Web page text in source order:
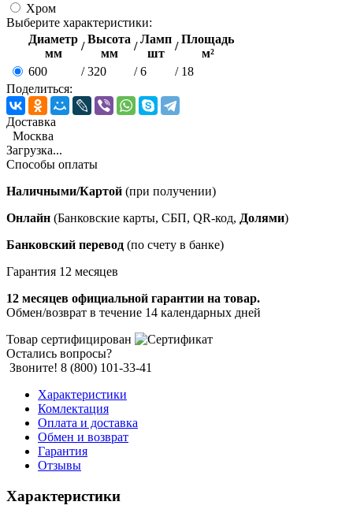
Хром
Выберите характеристики:
Диаметр
мм
/
Высота
мм
/
Ламп
шт
/
Площадь
м²
600
/ 320 / 6 / 18
Поделиться:
Доставка
Москва
Загрузка...
Способы оплаты
Наличными/Картой (при получении)
Онлайн (Банковские карты, СБП, QR-код, Долями)
Банковский перевод (по счету в банке)
Гарантия 12 месяцев
12 месяцев официальной гарантии на товар.
Обмен/возврат в течение 14 календарных дней
Товар сертифицирован
Остались вопросы?
Звоните! 8 (800) 101-33-41
Характеристики
Комлектация
Оплата и доставка
Обмен и возврат
Гарантия
Отзывы
Характеристики